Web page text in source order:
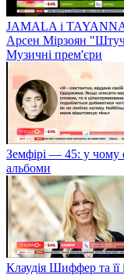
JAMALA і
Арсен Мірзоян
Музичні прем'єри
Земфірі — 45: у чому
альбоми
Клаудія Шиффер та її